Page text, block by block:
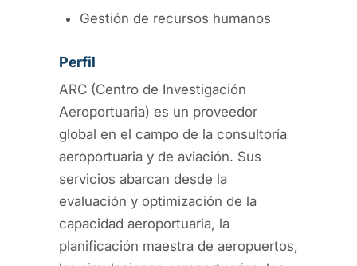
Gestión de recursos humanos
Perfil
ARC (Centro de Investigación
Aeroportuaria) es un proveedor
global en el campo de la consultoría
aeroportuaria y de aviación. Sus
servicios abarcan desde la
evaluación y optimización de la
capacidad aeroportuaria, la
planificación maestra de aeropuertos,